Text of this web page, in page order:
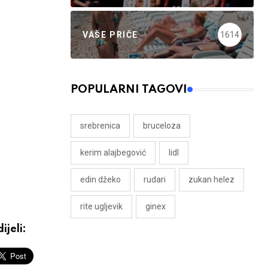
VAŠE PRIČE 1614
POPULARNI TAGOVI
srebrenica bruceloza
kerim alajbegović lidl
edin džeko rudari zukan helez
rite ugljevik ginex